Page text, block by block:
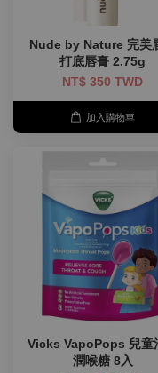
Nude by Nature 完美
打底唇膏 2.75g
NT$ 350 TWD
加入購物車
Vicks VapoPops 兒童
潤喉糖 8入